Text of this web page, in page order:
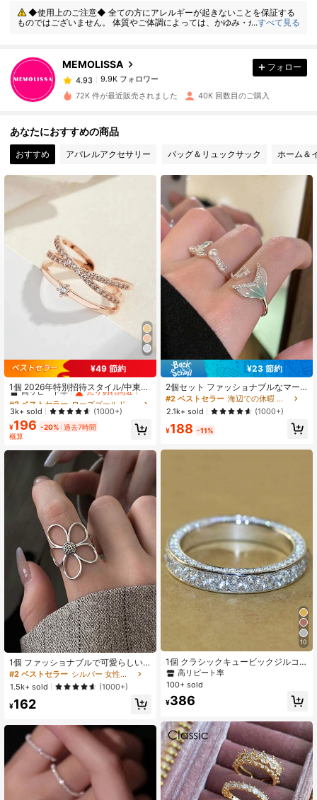
◆使用上のご注意◆ 全ての方にアレルギーが起きないことを保証する
ものではございません。 体質やご体調によっては、かゆみ・かぶれが生じ
...すべて見る
MEMOLISSA
4.93
9.9K フォロワー
4.93
4.93 9.9K フォロワー
9.9K フォロワー
4.93 9.9K フォロワー
4.93 9.9K フォロワー
フォロー
72K 件が最近販売されました 40K 回数目のご購入
あなたにおすすめの商品
おすすめ アパレルアクセサリー バッグ＆リュックサック ホーム＆
¥49 節約
1個 2026年特別招待スタイル/中東、
ヨーロッパ&アメリカ インフルエン
サーベストセラー、セレブ同型プレ
ミアム銅マイクロインレイ キュービ
ックジルコニア、高品質スーパー人
気オープンリング/女性カジュアル/ビ
デー/カップル/日常着用に適していま
す(工場高品質低価格直販)
#2 ベストセラー
高リピート率
売り切れ間近！
#2 ベストセラー
高リピート率
売り切れ間近！
#2 ベストセラー
高リピート率
売り切れ間近！
#2 ベストセラー
ローズゴールド 女性用シングルリング
高リピート率
売り切れ間近！
3k+ sold (1000+)
¥196 -20% 過去7時間
概算
1個 ファッショナブルで可愛らしい
中空フラワー 調整可能なオープンリ
ング、女性の日常着、フェスティバ
ル、パーティーウェアに適していま
す
#2 ベストセラー
シルバー 女性オープンリング
1.5k+ sold
(1000+)
¥162
¥23 節約
2個セット ファッショナブルなマー
メイドテールデザイン オープンリン
グ、レディースの日常着に適してい
ます
#2 ベストセラー
海辺での休暇 女性用リング
2.1k+ sold
(1000+)
¥188 -11%
10
1個 クラシックキュービックジルコ
ニアリング、女性のバレンタインデ
ーギフト、ウェディングパーティー
ジュエリー
高リピート率
100+ sold
¥386